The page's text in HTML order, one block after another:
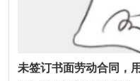
未签订书面劳动合同，